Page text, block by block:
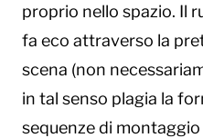
proprio nello spazio. Il
fa eco attraverso la
scena (non
in tal senso plagia la
sequenze di